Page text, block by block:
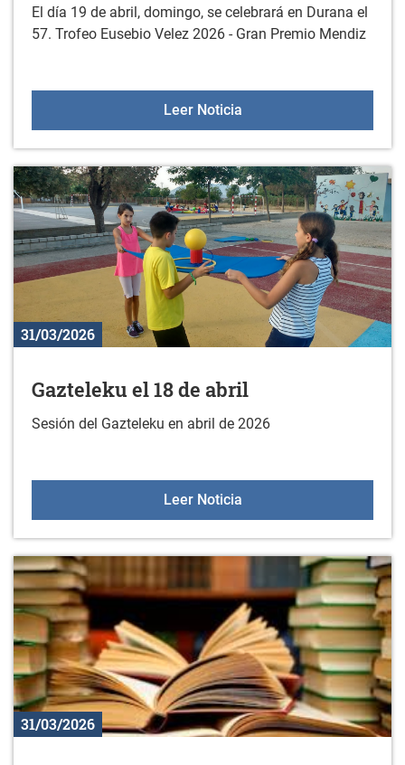
El día 19 de abril, domingo, se celebrará en Durana el
57. Trofeo Eusebio Velez 2026 - Gran Premio Mendiz
Leer Noticia57. Trofeo "EUSEBIO
31/03/2026
Gazteleku el 18 de abril
Sesión del Gazteleku en abril de 2026
Leer NoticiaGazteleku el 18 de abril
31/03/2026